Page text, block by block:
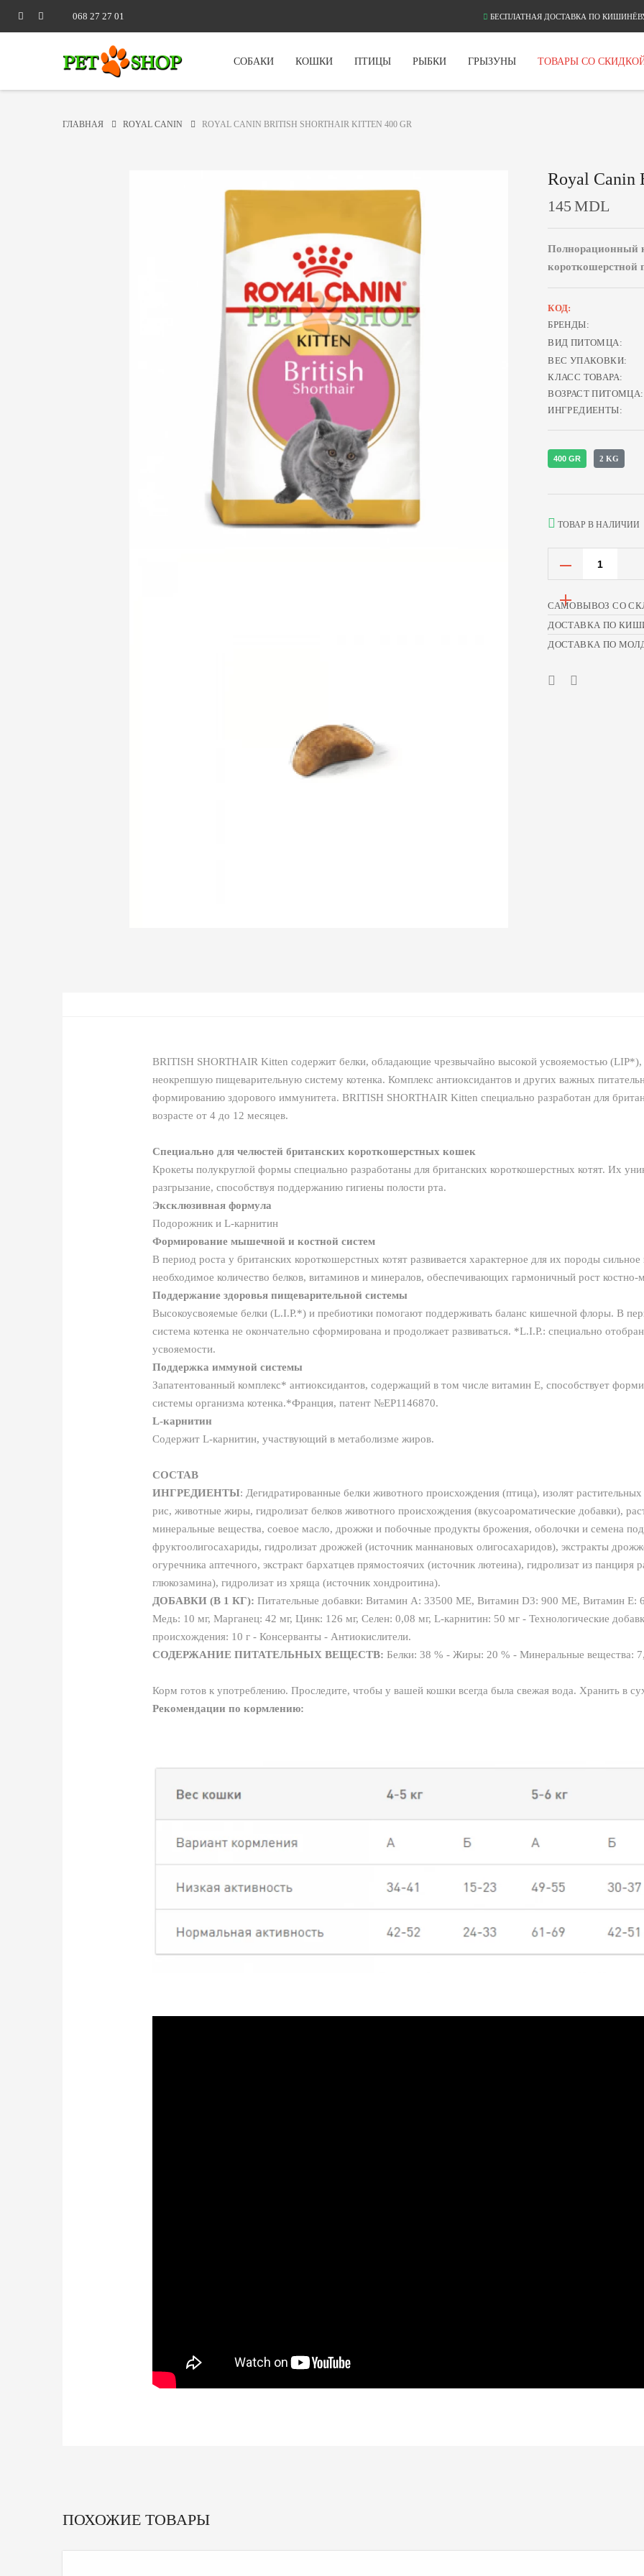
068 27 27 01 БЕСПЛАТНАЯ ДОСТАВКА ПО
СОБАКИ КОШКИ ПТИЦЫ РЫБКИ ГРЫЗУНЫ ТОВАРЫ СО
ГЛАВНАЯ ROYAL CANIN ROYAL CANIN BRITISH SHORTHAIR KITTEN 400 GR
Royal Canin
145 MDL
Полнорационный
короткошерстной
КОД:
БРЕНДЫ:
ВИД ПИТОМЦА:
ВЕС УПАКОВКИ:
КЛАСС ТОВАРА:
ВОЗРАСТ ПИТОМЦА:
ИНГРЕДИЕНТЫ:
400 GR 2 KG
ТОВАР В НАЛИЧИИ
САМОВЫВОЗ СО
ДОСТАВКА ПО
ДОСТАВКА ПО
BRITISH SHORTHAIR Kitten содержит белки, обладающие чрезвычайно высокой усвояемостью
неокрепшую пищеварительную систему котенка. Комплекс антиоксидантов и других важных
формированию здорового иммунитета. BRITISH SHORTHAIR Kitten специально разработан для
возрасте от 4 до 12 месяцев.
Специально для челюстей британских короткошерстных кошек
Крокеты полукруглой формы специально разработаны для британских короткошерстных котят. Их
разгрызание, способствуя поддержанию гигиены полости рта.
Эксклюзивная формула
Подорожник и L-карнитин
Формирование мышечной и костной систем
В период роста у британских короткошерстных котят развивается характерное для их породы
необходимое количество белков, витаминов и минералов, обеспечивающих гармоничный рост
Поддержание здоровья пищеварительной системы
Высокоусвояемые белки (L.I.P.*) и пребиотики помогают поддерживать баланс кишечной флоры. В
система котенка не окончательно сформирована и продолжает развиваться. *L.I.P.: специально
усвояемости.
Поддержка иммуной системы
Запатентованный комплекс* антиоксидантов, содержащий в том числе витамин Е, способствует
системы организма котенка.*Франция, патент №EP1146870.
L-карнитин
Содержит L-карнитин, участвующий в метаболизме жиров.
СОСТАВ
ИНГРЕДИЕНТЫ: Дегидратированные белки животного происхождения (птица), изолят
рис, животные жиры, гидролизат белков животного происхождения (вкусоароматические добавки),
минеральные вещества, соевое масло, дрожжи и побочные продукты брожения, оболочки и семена
фруктоолигосахариды, гидролизат дрожжей (источник мaннановых олигосахаридов), экстракты
огуречника аптечного, экстракт бархатцев прямостоячих (источник лютеина), гидролизат из панциря
глюкозамина), гидролизат из хряща (источник хондроитина).
ДОБАВКИ (В 1 КГ): Питательные добавки: Витамин A: 33500 ME, Витамин D3: 900 ME, Витамин E:
Медь: 10 мг, Марганец: 42 мг, Цинк: 126 мг, Ceлeн: 0,08 мг, L-карнитин: 50 мг - Технологические
происхождения: 10 г - Консерванты - Антиокислители.
СОДЕРЖАНИЕ ПИТАТЕЛЬНЫХ ВЕЩЕСТВ: Белки: 38 % - Жиры: 20 % - Минеральные вещества:
Корм готов к употреблению. Проследите, чтобы у вашей кошки всегда была свежая вода. Хранить в
Рекомендации по кормлению:
ПОХОЖИЕ ТОВАРЫ